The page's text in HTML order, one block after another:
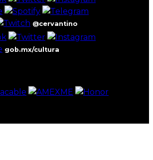
@cervantino
gob.mx/cultura